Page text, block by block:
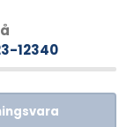
12340